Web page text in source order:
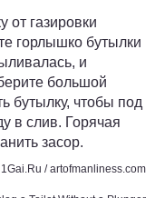
от газировки
горлышко бутылки
и
большой
бутылку, чтобы под
в слив. Горячая
засор.
/ artofmanliness.com